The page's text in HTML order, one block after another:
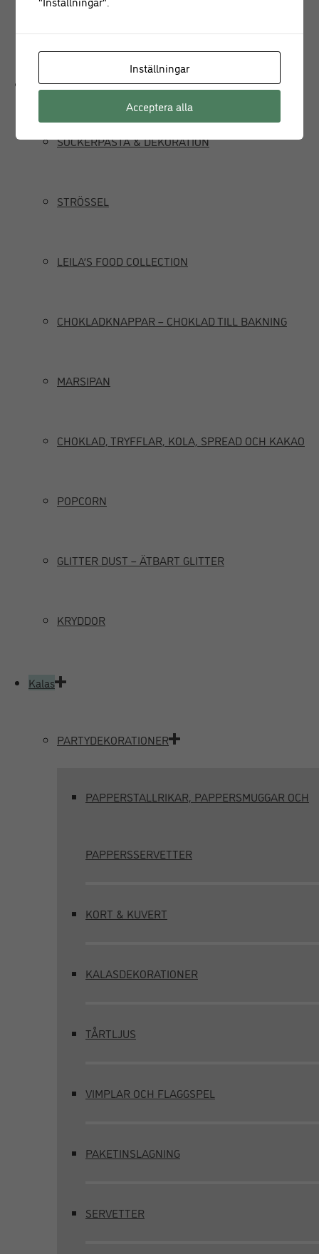
Delikatesser
SOCKERPASTA & DEKORATION
STRÖSSEL
LEILA’S FOOD COLLECTION
CHOKLADKNAPPAR – CHOKLAD TILL BAKNING
MARSIPAN
CHOKLAD, TRYFFLAR, KOLA, SPREAD OCH KAKAO
POPCORN
GLITTER DUST – ÄTBART GLITTER
KRYDDOR
Kalas
PARTYDEKORATIONER
PAPPERSTALLRIKAR, PAPPERSMUGGAR OCH
PAPPERSSERVETTER
KORT & KUVERT
KALASDEKORATIONER
TÅRTLJUS
VIMPLAR OCH FLAGGSPEL
PAKETINSLAGNING
SERVETTER
Inställningar
Acceptera alla